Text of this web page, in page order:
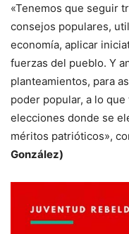
«Tenemos que seguir
consejos populares,
economía, aplicar
fuerzas del pueblo. Y
planteamientos, para
poder popular, a lo
elecciones donde se
méritos patrióticos»,
González)